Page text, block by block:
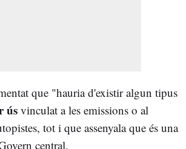
que "hauria d'existir algun tipus
ús vinculat a les emissions o al
tot i que assenyala que és una
central.